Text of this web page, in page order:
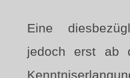
Eine
jedoch erst ab